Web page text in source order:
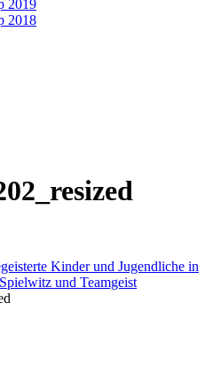
2019
2018
Kinder und Jugendliche in
und Teamgeist